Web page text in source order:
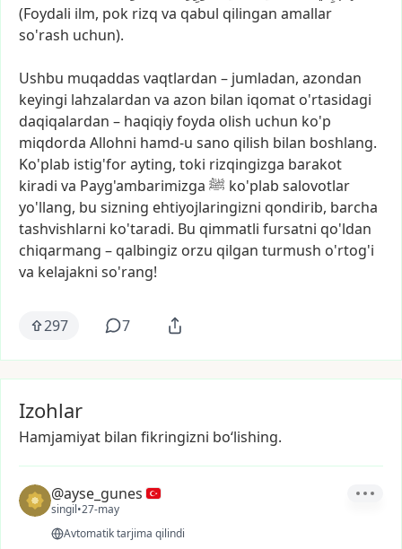
(Foydali ilm, pok rizq va qabul qilingan amallar
so'rash uchun).
Ushbu muqaddas vaqtlardan – jumladan, azondan
keyingi lahzalardan va azon bilan iqomat o'rtasidagi
daqiqalardan – haqiqiyfoyda olish uchun ko'p
miqdorda Allohni hamd-u sano qilish bilan boshlang.
Ko'plab istig'forayting, toki rizqingizga barakot
kiradi va Payg'ambarimizga ﷺ ko'plab salovotlar
yo'llang, bu sizning ehtiyojlaringizni qondirib, barcha
tashvishlarni ko'taradi. Bu qimmatli fursatni qo'ldan
chiqarmang – qalbingiz orzu qilgan turmush o'rtog'i
va kelajakni so'rang!
297 7
Izohlar
Hamjamiyat bilan fikringizni bo‘lishing.
@ayse_gunes
singil•27-may
Avtomatik tarjima qilindi